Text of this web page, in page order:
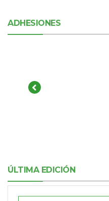
ADHESIONES
ÚLTIMA EDICIÓN